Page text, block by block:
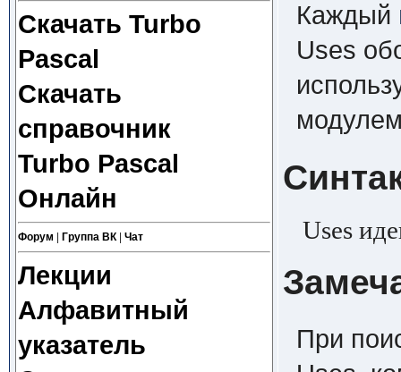
Скачать Turbo
Pascal
Скачать
справочник
Turbo Pascal
Онлайн
Форум Группа ВК| Чат
Лекции
Алфавитный
указатель
Каждый
Uses
Uses
При